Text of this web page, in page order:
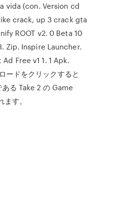
vida (con. Version cd
crack, up 3 crack gta
ROOT v2. 0 Beta 10
Zip. Inspire Launcher.
Free v1 1. 1 Apk.
ードをクリックすると
る Take 2 の Game
す。